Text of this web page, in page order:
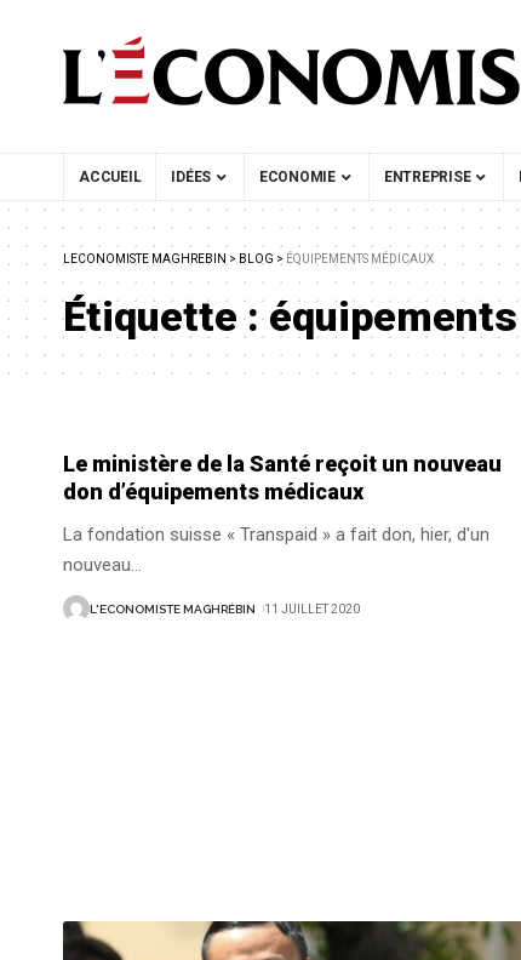
ACCUEIL IDÉES ECONOMIE ENTREPRISE
LECONOMISTE MAGHREBIN > BLOG > ÉQUIPEMENTS MÉDICAUX
Étiquette :
Le ministère de la Santé reçoit un nouveau
don d’équipements médicaux
La fondation suisse « Transpaid » a fait don, hier, d'un
nouveau…
L'ECONOMISTE MAGHRÉBIN 11 JUILLET 2020